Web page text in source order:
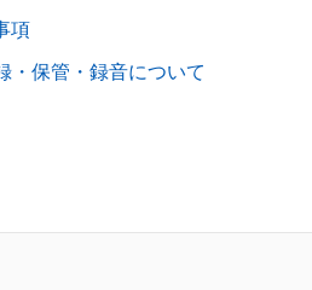
項
・保管・録音について